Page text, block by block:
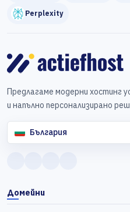
Perplexity
Предлагаме модерни хостинг
и напълно персонализирано
България
Домейни